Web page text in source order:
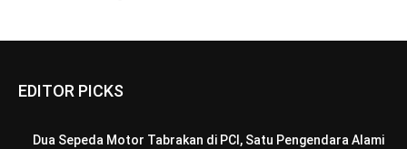
EDITOR PICKS
Dua Sepeda Motor Tabrakan di PCI, Satu Pengendara Alami